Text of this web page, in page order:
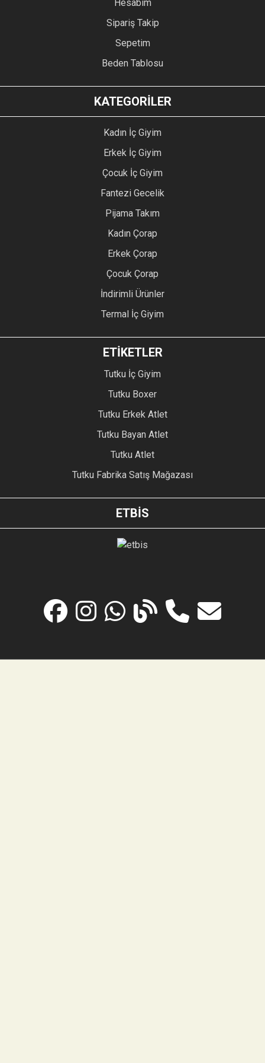
Hesabım
Sipariş Takip
Sepetim
Beden Tablosu
KATEGORİLER
Kadın İç Giyim
Erkek İç Giyim
Çocuk İç Giyim
Fantezi Gecelik
Pijama Takım
Kadın Çorap
Erkek Çorap
Çocuk Çorap
İndirimli Ürünler
Termal İç Giyim
ETİKETLER
Tutku İç Giyim
Tutku Boxer
Tutku Erkek Atlet
Tutku Bayan Atlet
Tutku Atlet
Tutku Fabrika Satış Mağazası
ETBİS